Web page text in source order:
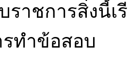
ราชการสิ่งนี้เ
ทำข้อสอบ